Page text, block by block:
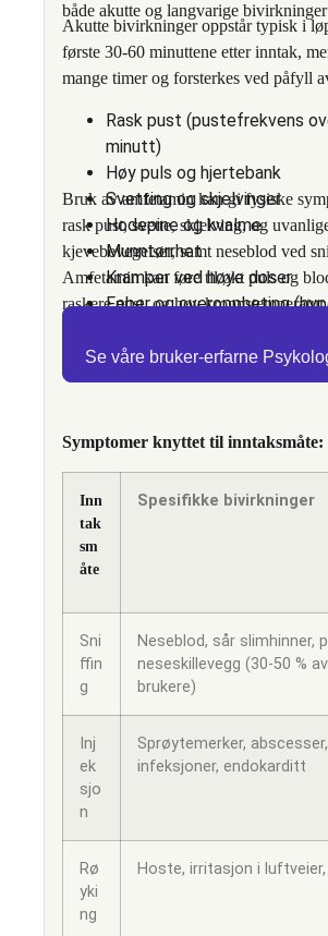
både akutte og langvarige
Akutte bivirkninger oppstår typisk i
første 30-60 minuttene etter inntak,
mange timer og forsterkes ved påfyll
Rask pust (pustefrekvens
minutt)
Høy puls og hjertebank
Svetting og skjelvinger
Hodepine og kvalme
Munntørrhet
Kramper ved høye doser
Feber og overoppheting
Bruk av amfetamin kan gi fysiske
rask pust, svette, skjelving, og
kjevebevegelser, samt neseblod ved
Amfetamin kan føre til økt puls og
raskere pust, og høy
komplikasjoner.
Se våre bruker-erfarne
Symptomer knyttet til inntaksmåte:
Inn
tak
sm
åte
Spesifikke bivirkninger
Sni
ffin
g
Neseblod, sår slimhinner,
neseskillevegg (30-50 %
brukere)
Inj
ek
sjo
n
Sprøytemerker, abscesser,
infeksjoner, endokarditt
Rø
yki
ng
Hoste, irritasjon i